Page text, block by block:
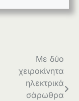
Με δύο
χειροκίνητα
ηλεκτρικά
σάρωθρα